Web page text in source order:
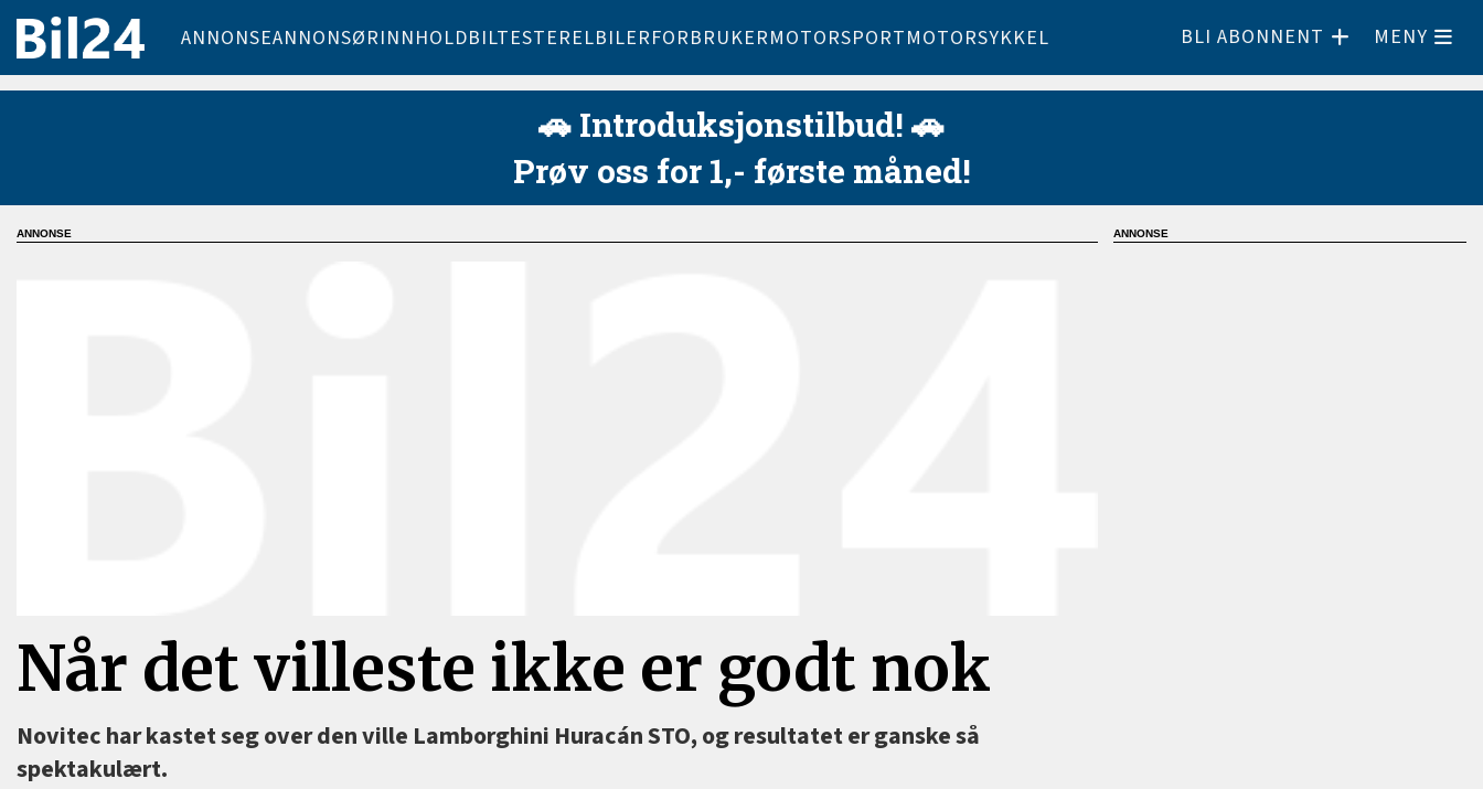
ANNONSEANNONSØRINNHOLDBILTESTERELBILERFORBRUKERMOTORSPORTMOTORSYKKEL BLI ABONNENT MENY
🚗 Introduksjonstilbud! 🚗
Prøv oss for 1,- første måned!
Når det villeste ikke er godt nok
Novitec har kastet seg over den ville Lamborghini Huracán STO, og resultatet er ganske så
spektakulært.